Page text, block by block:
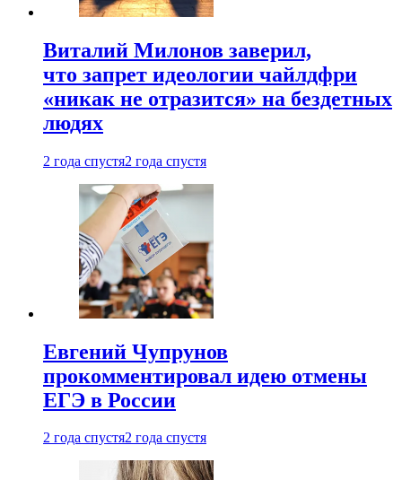
Виталий Милонов заверил,
что запрет идеологии чайлдфри
«никак не отразится» на бездетных
людях
2 года спустя2 года спустя
Евгений Чупрунов
прокомментировал идею отмены
ЕГЭ в России
2 года спустя2 года спустя